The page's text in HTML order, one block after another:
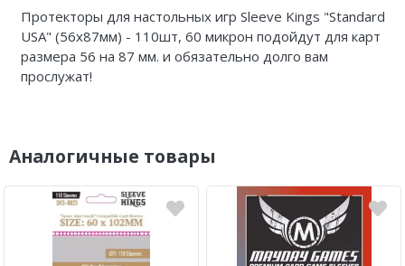
Протекторы для настольных игр Sleeve Kings "Standard
USA" (56x87мм) - 110шт, 60 микрон подойдут для карт
размера 56 на 87 мм. и обязательно долго вам
прослужат!
Аналогичные товары